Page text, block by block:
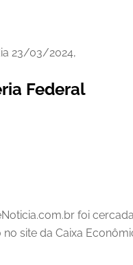
23/03/2024,
Federal
foi
site da Caixa